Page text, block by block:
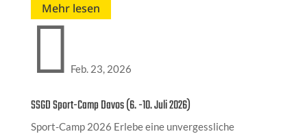
Mehr lesen
 Feb. 23, 2026
SSGD Sport-Camp Davos (6. -10. Juli 2026)
Sport-Camp 2026 Erlebe eine unvergessliche